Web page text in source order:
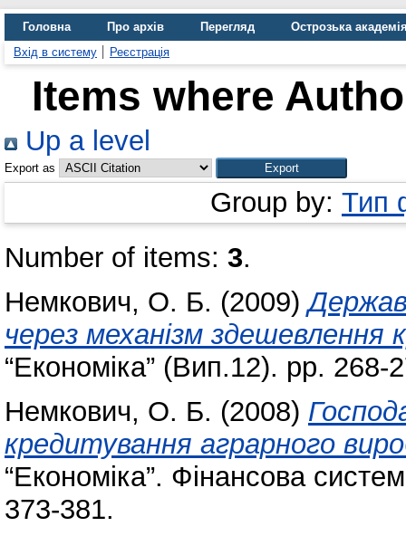
Головна Про архів Перегляд
Острозька
Вхід в систему
Реєстрація
Items where
Up a level
Export as
Group by: Тип
Number of items: 3.
Немкович, О. Б. (2009)
через механізм здешевлення
“Економіка” (Вип.12). pp. 268-
Немкович, О. Б. (2008)
кредитування аграрного
“Економіка”. Фінансова
373-381.